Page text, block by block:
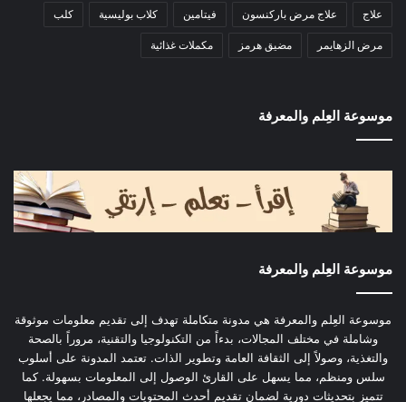
علاج علاج مرض باركنسون فيتامين كلاب بوليسية كلب
مرض الزهايمر مضيق هرمز مكملات غذائية
موسوعة العِلم والمعرفة
موسوعة العِلم والمعرفة
موسوعة العِلم والمعرفة هي مدونة متكاملة تهدف إلى تقديم معلومات موثوقة
وشاملة في مختلف المجالات، بدءاً من التكنولوجيا والتقنية، مروراً بالصحة
والتغذية، وصولاً إلى الثقافة العامة وتطوير الذات. تعتمد المدونة على أسلوب
سلس ومنظم، مما يسهل على القارئ الوصول إلى المعلومات بسهولة. كما
تتميز بتحديثات دورية لضمان تقديم أحدث المحتويات والمصادر، مما يجعلها